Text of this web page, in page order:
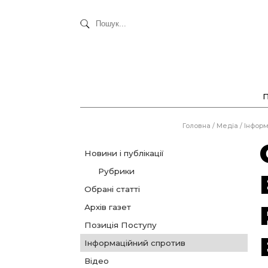
Головна / Медіа /
Новини і публікації
Рубрики
Обрані статті
Архів газет
Позиція Поступу
Інформаційний спротив
Відео